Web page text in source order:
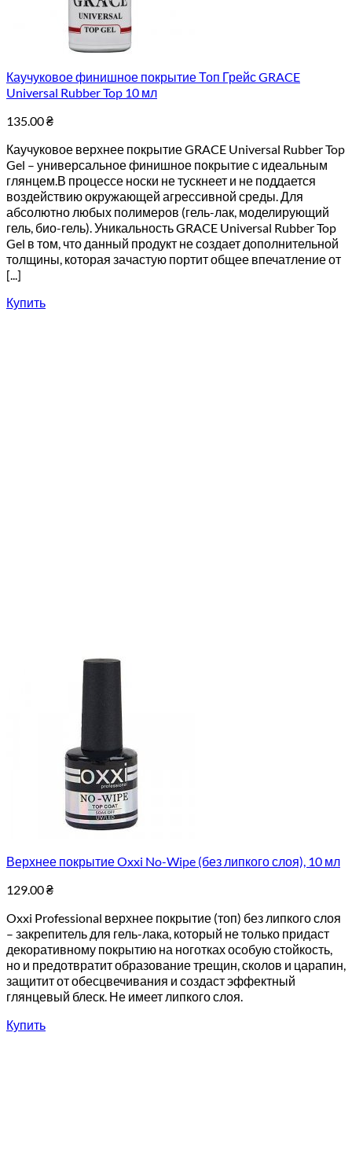
Каучуковое финишное покрытие Топ Грейс GRACE
Universal Rubber Top 10 мл
135.00₴
Каучуковое верхнее покрытие GRACE Universal Rubber Top
Gel – универсальное финишное покрытие с идеальным
глянцем.В процессе носки не тускнеет и не поддается
воздействию окружающей агрессивной среды. Для
абсолютно любых полимеров (гель-лак, моделирующий
гель, био-гель). Уникальность GRACE Universal Rubber Top
Gel в том, что данный продукт не создает дополнительной
толщины, которая зачастую портит общее впечатление от
[...]
Купить
Верхнее покрытие Oxxi No-Wipe (без липкого слоя), 10 мл
129.00₴
Oxxi Professional верхнее покрытие (топ) без липкого слоя
– закрепитель для гель-лака, который не только придаст
декоративному покрытию на ноготках особую стойкость,
но и предотвратит образование трещин, сколов и царапин,
защитит от обесцвечивания и создаст эффектный
глянцевый блеск. Не имеет липкого слоя.
Купить